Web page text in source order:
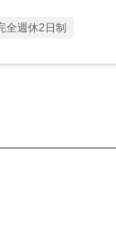
全週休2日制